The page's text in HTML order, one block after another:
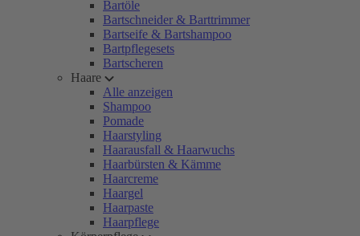
Bartöle
Bartschneider & Barttrimmer
Bartseife & Bartshampoo
Bartpflegesets
Bartscheren
Haare
Alle anzeigen
Shampoo
Pomade
Haarstyling
Haarausfall & Haarwuchs
Haarbürsten & Kämme
Haarcreme
Haargel
Haarpaste
Haarpflege